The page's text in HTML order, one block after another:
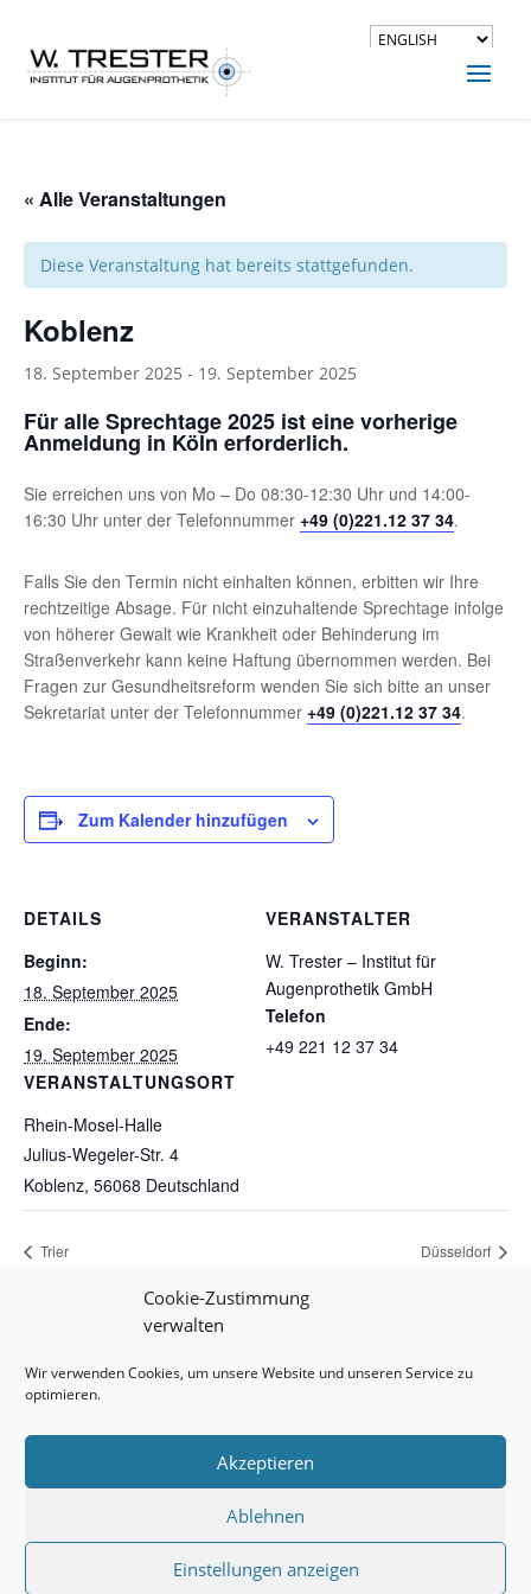
Cookie-Zustimmung
verwalten
Wir verwenden Cookies, um unsere Website und unseren Service zu
optimieren.
Akzeptieren
Ablehnen
Einstellungen anzeigen
« Alle Veranstaltungen
Diese Veranstaltung hat bereits stattgefunden.
Koblenz
18. September 2025 - 19. September 2025
Für alle Sprechtage 2025 ist eine vorherige
Anmeldung in Köln erforderlich.
Sie erreichen uns von Mo – Do 08:30-12:30 Uhr und 14:00-
16:30 Uhr unter der Telefonnummer +49 (0)221.12 37 34.
Falls Sie den Termin nicht einhalten können, erbitten wir Ihre
rechtzeitige Absage. Für nicht einzuhaltende Sprechtage infolge
von höherer Gewalt wie Krankheit oder Behinderung im
Straßenverkehr kann keine Haftung übernommen werden. Bei
Fragen zur Gesundheitsreform wenden Sie sich bitte an unser
Sekretariat unter der Telefonnummer +49 (0)221.12 37 34.
Zum Kalender hinzufügen
DETAILS
Beginn:
18. September 2025
Ende:
19. September 2025
VERANSTALTUNGSORT
Rhein-Mosel-Halle
Julius-Wegeler-Str. 4
Koblenz, 56068 Deutschland
VERANSTALTER
W. Trester – Institut für
Augenprothetik GmbH
Telefon
+49 221 12 37 34
Trier Düsseldorf
Cookie-Richtlinie (EU)
W. Trester – Institut für Augenprothetik GmbH